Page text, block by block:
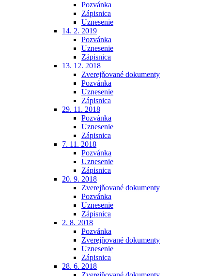
Pozvánka
Zápisnica
Uznesenie
14. 2. 2019
Pozvánka
Uznesenie
Zápisnica
13. 12. 2018
Zverejňované dokumenty
Pozvánka
Uznesenie
Zápisnica
29. 11. 2018
Pozvánka
Uznesenie
Zápisnica
7. 11. 2018
Pozvánka
Uznesenie
Zápisnica
20. 9. 2018
Zverejňované dokumenty
Pozvánka
Uznesenie
Zápisnica
2. 8. 2018
Pozvánka
Zverejňované dokumenty
Uznesenie
Zápisnica
28. 6. 2018